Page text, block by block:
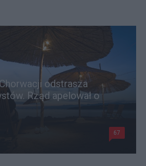
odstrasza
Rząd apelował o
67